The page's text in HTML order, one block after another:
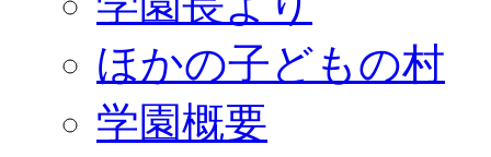
ほかの子どもの村
学園概要